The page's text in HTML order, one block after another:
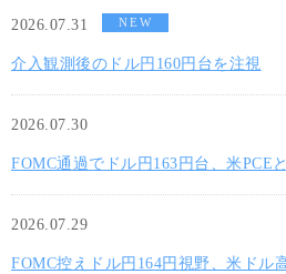
2026.07.31 NEW
介入観測後のドル円160円台を注視
2026.07.30
FOMC通過でドル円163円台、米PCE
2026.07.29
FOMC控えドル円164円視野、米ドル